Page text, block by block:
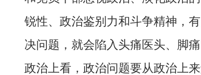
锐性、政治鉴别力和斗争精神，
决问题，就会陷入头痛医头、脚
政治上看，政治问题要从政治上来